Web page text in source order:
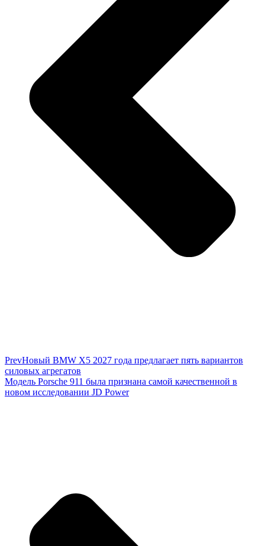
PrevНовый BMW X5 2027 года предлагает пять вариантов
силовых агрегатов
Модель Porsche 911 была признана самой качественной в
новом исследовании JD Power